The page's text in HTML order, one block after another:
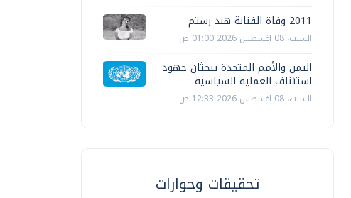
2011 وفاة الفنانة هند رستم
السبت، 08 اغسطس 2026 01:00 ص
اليمن والأمم المتحدة يبحثان جهود
استئناف العملية السياسية
السبت، 08 اغسطس 2026 12:33 ص
تحقيقات وحوارات